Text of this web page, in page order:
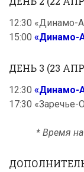
12:30 «Динамо-
15:00 «Динамо-
ДЕНЬ 3 (23
12:30 «Динамо-
17:30
* Время